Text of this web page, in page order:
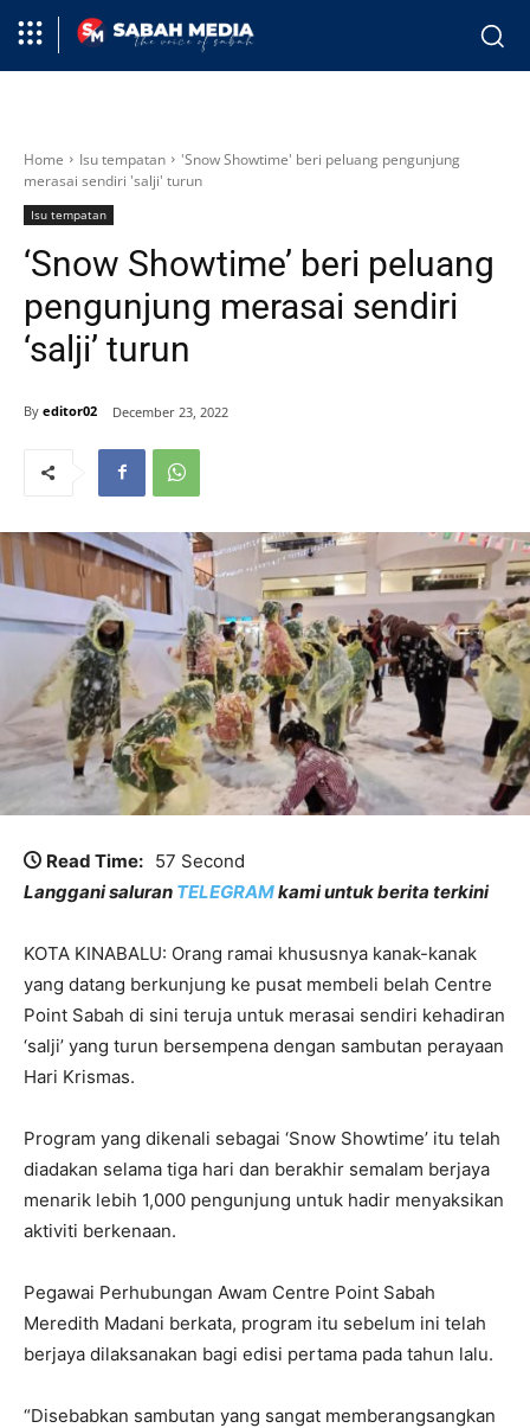
Home Isu tempatan
'Snow Showtime' beri peluang pengunjung
merasai sendiri 'salji' turun
Isu tempatan
‘Snow Showtime’ beri peluang
pengunjung merasai sendiri
‘salji’ turun
By editor02 December 23, 2022
Read Time: 57 Second
Langgani saluran TELEGRAMkami untuk berita terkini
KOTA KINABALU: Orang ramai khususnya kanak-kanak
yang datang berkunjung ke pusat membeli belah Centre
Point Sabah di sini teruja untuk merasai sendiri kehadiran
‘salji’ yang turun bersempena dengan sambutan perayaan
Hari Krismas.
Program yang dikenali sebagai ‘Snow Showtime’ itu telah
diadakan selama tiga hari dan berakhir semalam berjaya
menarik lebih 1,000 pengunjung untuk hadir menyaksikan
aktiviti berkenaan.
Pegawai Perhubungan Awam Centre Point Sabah
Meredith Madani berkata, program itu sebelum ini telah
berjaya dilaksanakan bagi edisi pertama pada tahun lalu.
“Disebabkan sambutan yang sangat memberangsangkan